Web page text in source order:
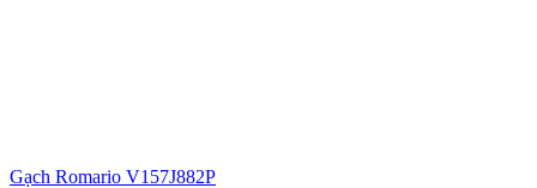
Gạch Romario V157J882P